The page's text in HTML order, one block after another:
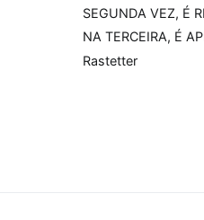
Post
SEGUNDA VEZ, É
NA TERCEIRA, É
Rastetter